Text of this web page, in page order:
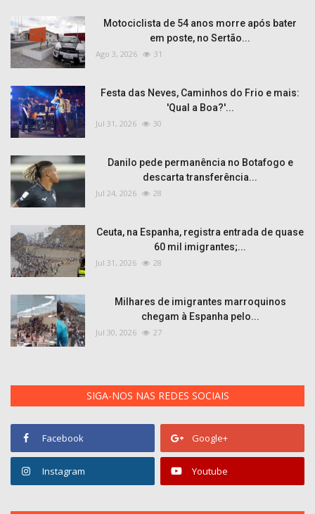
Motociclista de 54 anos morre após bater
em poste, no Sertão...
Ago 3, 2026 31
Festa das Neves, Caminhos do Frio e mais:
'Qual a Boa?'...
Jul 31, 2026 30
Danilo pede permanência no Botafogo e
descarta transferência...
Jul 24, 2026 28
Ceuta, na Espanha, registra entrada de quase
60 mil imigrantes;...
Jul 31, 2026 28
Milhares de imigrantes marroquinos
chegam à Espanha pelo...
Jul 30, 2026 27
SIGA-NOS NAS REDES SOCIAIS
Facebook Google+
Instagram Youtube